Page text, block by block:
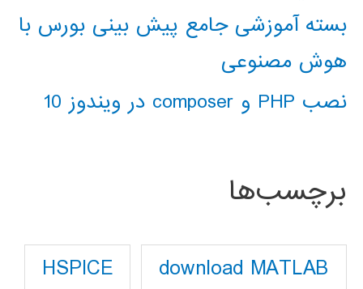
بسته آموزشی جامع پیش بینی بورس با
هوش مصنوعی
نصب PHP و composer در ویندوز 10
برچسب‌ها
download MATLAB
HSPICE